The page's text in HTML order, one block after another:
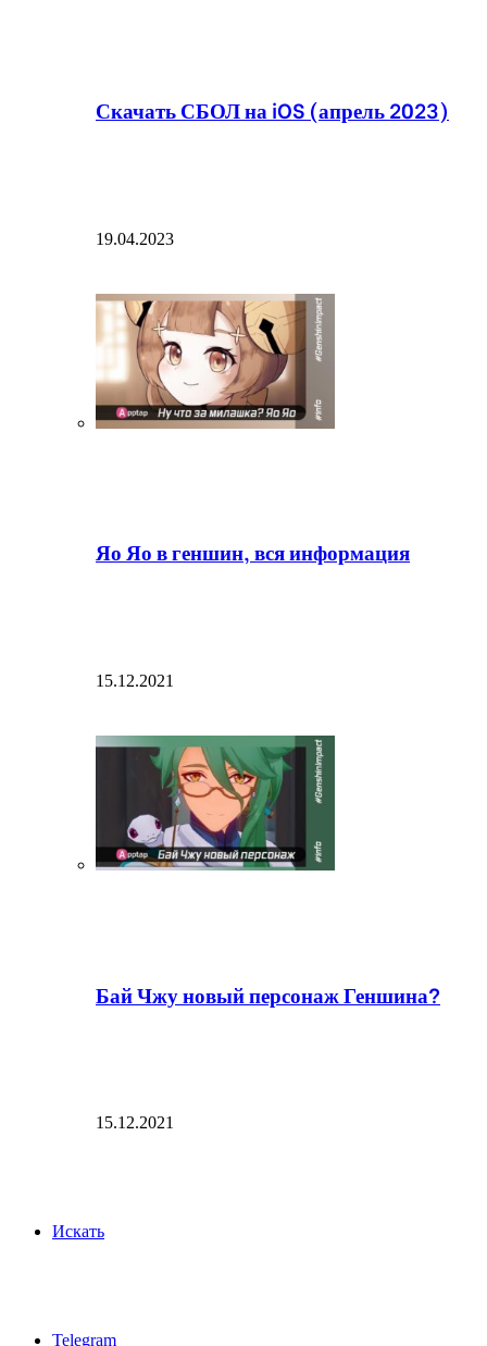
Скачать СБОЛ на iOS (апрель 2023)
19.04.2023
Яо Яо в геншин, вся информация
15.12.2021
Бай Чжу новый персонаж Геншина?
15.12.2021
Искать
Telegram